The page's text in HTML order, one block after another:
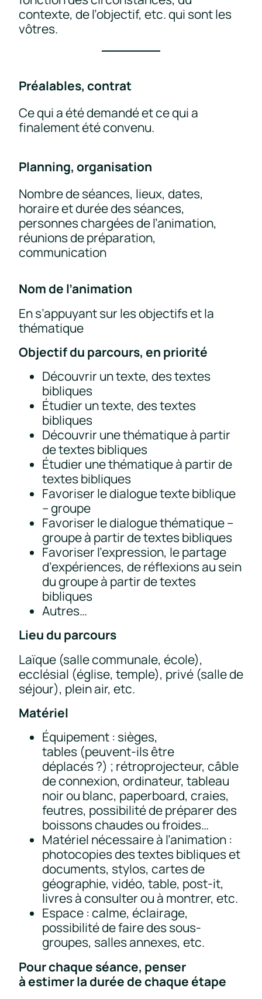
contexte, de l’objectif, etc. qui sont les
vôtres.
Préalables, contrat
Ce qui a été demandé et ce qui a
finalement été convenu.
Planning, organisation
Nombre de séances, lieux, dates,
horaire et durée des séances,
personnes chargées de l’animation,
réunions de préparation,
communication
Nom de l’animation
En s’appuyant sur les objectifs et la
thématique
Objectif du parcours, en priorité
Découvrir un texte, des textes
bibliques
Étudier un texte, des textes
bibliques
Découvrir une thématique à partir
de textes bibliques
Étudier une thématique à partir de
textes bibliques
Favoriser le dialogue texte biblique
– groupe
Favoriser le dialogue thématique –
groupe à partir de textes bibliques
Favoriser l’expression, le partage
d’expériences, de réflexions au sein
du groupe à partir de textes
bibliques
Autres…
Lieu du parcours
Laïque (salle communale, école),
ecclésial (église, temple), privé (salle de
séjour), plein air, etc.
Matériel
Équipement : sièges,
tables (peuvent-ils être
déplacés ?) ; rétroprojecteur, câble
de connexion, ordinateur, tableau
noir ou blanc, paperboard, craies,
feutres, possibilité de préparer des
boissons chaudes ou froides…
Matériel nécessaire à l’animation :
photocopies des textes bibliques et
documents, stylos, cartes de
géographie, vidéo, table, post-it,
livres à consulter ou à montrer, etc.
Espace : calme, éclairage,
possibilité de faire des sous-
groupes, salles annexes, etc.
Pour chaque séance, penser
à estimer la durée de chaque étape